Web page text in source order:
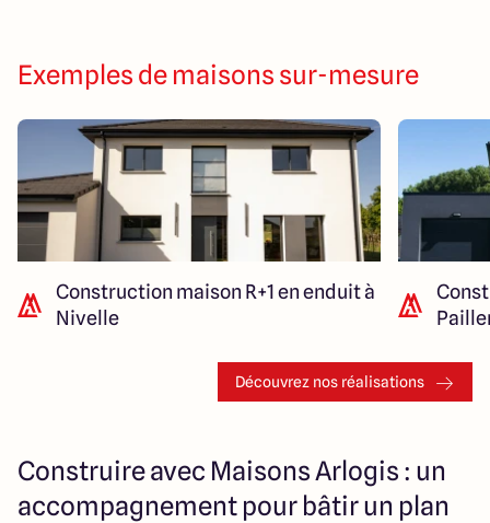
Exemples de maisons sur-mesure
Construction maison R+1 en enduit à
Nivelle
Découvrez nos réalisations
Construire avec Maisons Arlogis : un
accompagnement pour bâtir un plan